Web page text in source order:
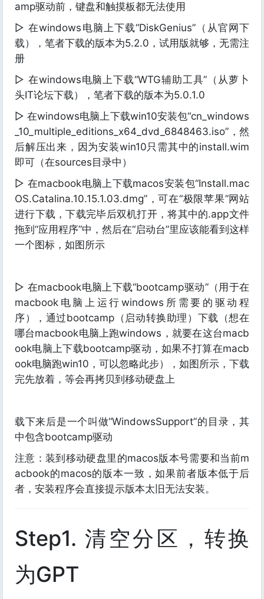
amp驱动前，键盘和触摸板都无法使用
▷ 在windows电脑上下载“DiskGenius”（从官网下
载），笔者下载的版本为5.2.0，试用版就够，无需注
册
▷ 在windows电脑上下载“WTG辅助工具”（从萝卜
头IT论坛下载），笔者下载的版本为5.0.1.0
▷ 在windows电脑上下载win10安装包“cn_windows
_10_multiple_editions_x64_dvd_6848463.iso”，然
后解压出来，因为安装win10只需其中的install.wim
即可（在sources目录中）
▷ 在macbook电脑上下载macos安装包“Install.mac
OS.Catalina.10.15.1.03.dmg”，可在“极限苹果”网站
进行下载，下载完毕后双机打开，将其中的.app文件
拖到“应用程序”中，然后在“启动台”里应该能看到这样
一个图标，如图所示
▷ 在macbook电脑上下载“bootcamp驱动”（用于在
macbook电脑上运行windows所需要的驱动程
序），通过bootcamp（启动转换助理）下载（想在
哪台macbook电脑上跑windows，就要在这台macb
ook电脑上下载bootcamp驱动，如果不打算在macb
ook电脑跑win10，可以忽略此步），如图所示，下载
完先放着，等会再拷贝到移动硬盘上
载下来后是一个叫做“WindowsSupport”的目录，其
中包含bootcamp驱动
注意：装到移动硬盘里的macos版本号需要和当前m
acbook的macos的版本一致，如果前者版本低于后
者，安装程序会直接提示版本太旧无法安装。
Step1. 清空分区，转换
为GPT